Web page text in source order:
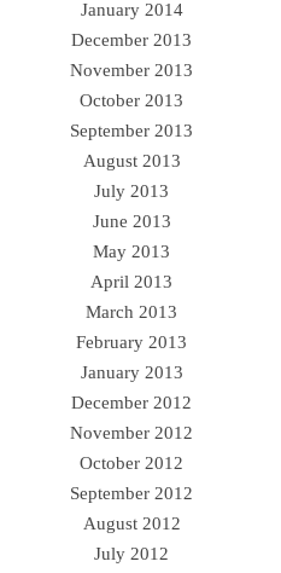
January 2014
December 2013
November 2013
October 2013
September 2013
August 2013
July 2013
June 2013
May 2013
April 2013
March 2013
February 2013
January 2013
December 2012
November 2012
October 2012
September 2012
August 2012
July 2012